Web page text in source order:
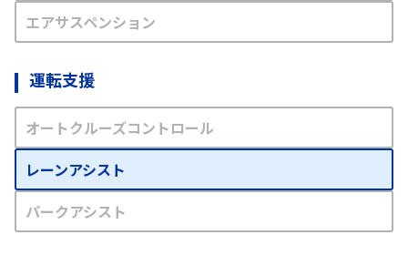
エアサスペンション
運転支援
オートクルーズコントロール
レーンアシスト
パークアシスト